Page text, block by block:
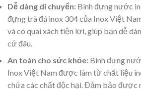
Dễ dàng di chuyển: Bình đựng nước
đựng trà đá inox 304 của Inox Việt
và có quai xách tiện lợi, giúp bạn dễ
cứ đâu.
An toàn cho sức khỏe: Bình đựng
Inox Việt Nam được làm từ chất liệu
chứa các chất độc hại. Đảm bảo được